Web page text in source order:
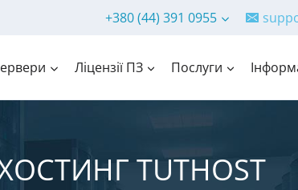
+380 (44) 391 0955
Ліцензії ПЗ Послуги
TUTHOST